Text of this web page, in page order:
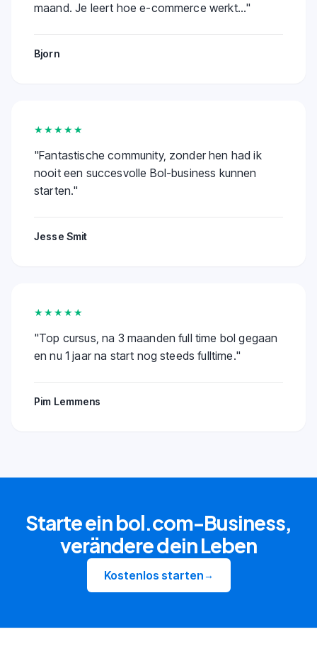
maand. Je leert hoe e-commerce werkt..."
Bjorn
★★★★★
"Fantastische community, zonder hen had ik
nooit een succesvolle Bol-business kunnen
starten."
Jesse Smit
★★★★★
"Top cursus, na 3 maanden full time bol gegaan
en nu 1 jaar na start nog steeds fulltime."
Pim Lemmens
Starte ein bol.com-Business,
verändere dein Leben
Kostenlos starten→